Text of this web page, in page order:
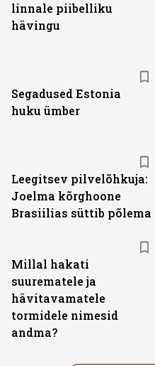
linnale piibelliku
hävingu
Segadused Estonia
huku ümber
Leegitsev pilvelõhkuja:
Joelma kõrghoone
Brasiilias süttib põlema
Millal hakati
suurematele ja
hävitavamatele
tormidele nimesid
andma?